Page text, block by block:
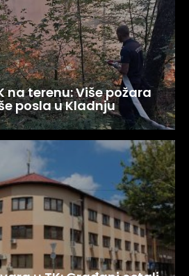
na terenu: Više požara
posla u Kladnju